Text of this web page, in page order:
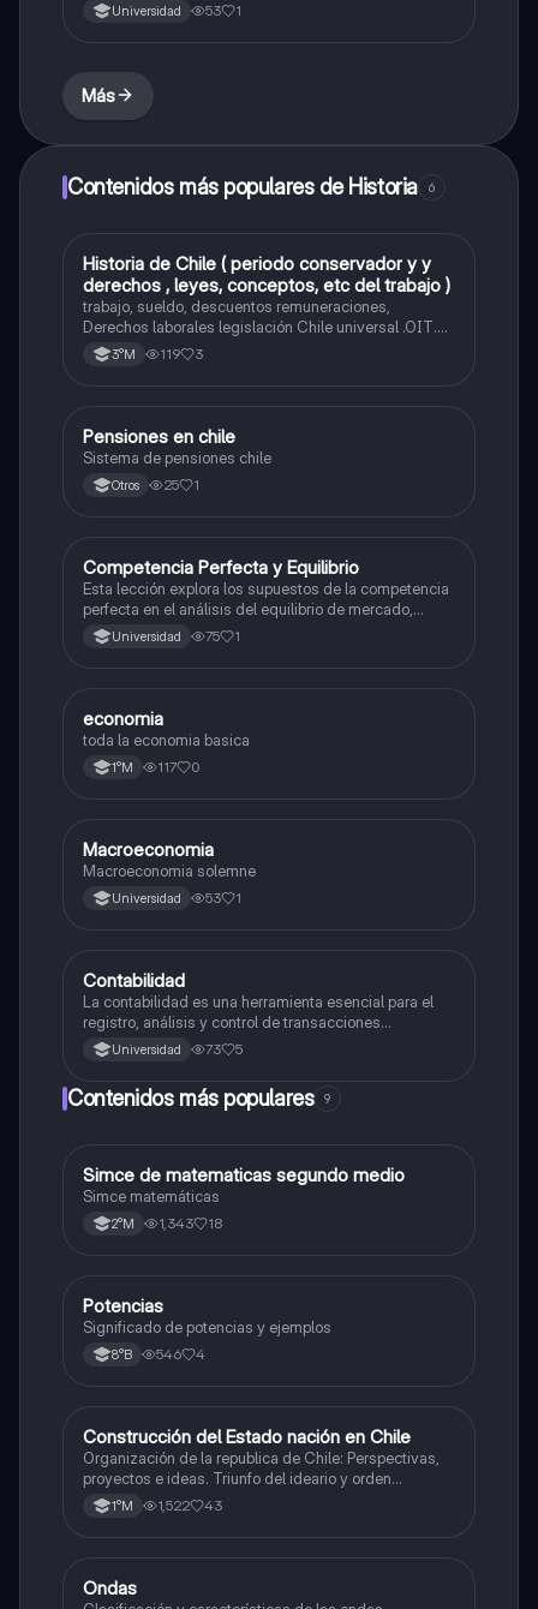
Universidad 53 1
Más
Contenidos más populares de Historia 6
Historia
Historia de Chile ( periodo conservador y y
derechos , leyes, conceptos, etc del trabajo )
trabajo, sueldo, descuentos remuneraciones,
Derechos laborales legislación Chile universal .OIT.
Evolución de las org. trabajadores de Chile. Evolución
legislación laboral en Chile. Mecanismos protección a
3°M 119 3
Economía y Sociedad
Pensiones en chile
Sistema de pensiones chile
Otros 25 1
Economía y Sociedad
Competencia Perfecta y Equilibrio
Esta lección explora los supuestos de la competencia
perfecta en el análisis del equilibrio de mercado,
incluyendo agentes tomadores de precios y
productos homogéneos.
Universidad 75 1
EEconomía y Sociedad
economia
toda la economia basica
1°M 117 0
Economía y Sociedad
Macroeconomia
Macroeconomia solemne
Universidad 53 1
Economía y Sociedad
Contabilidad
La contabilidad es una herramienta esencial para el
registro, análisis y control de transacciones
económicas de una empresa
Universidad 73 5
Contenidos más populares 9
Matemáticas
Simce de matematicas segundo medio
Simce matemáticas
2°M 1,343 18
Matemáticas
Potencias
Significado de potencias y ejemplos
8°B 546 4
Historia
Construcción del Estado nación en Chile
Organización de la republica de Chile: Perspectivas,
proyectos e ideas. Triunfo del ideario y orden
conservador. Constitución de 1833. "Era Portaliana"
1°M 1,522 43
Física
Ondas